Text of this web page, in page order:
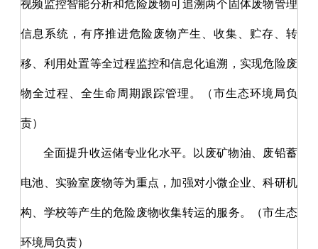
视频监控智能分析和危险废物可追溯两个固体废物管理
信息系统，有序推进危险废物产生、收集、贮存、转
移、利用处置等全过程监控和信息化追溯，实现危险废
物全过程、全生命周期跟踪管理。（市生态环境局负
责）
全面提升收运储专业化水平。以废矿物油、废铅蓄
电池、实验室废物等为重点，加强对小微企业、科研机
构、学校等产生的危险废物收集转运的服务。（市生态
环境局负责）